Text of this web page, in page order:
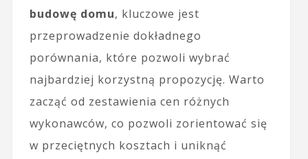
budowę domu, kluczowe jest
przeprowadzenie dokładnego
porównania, które pozwoli wybrać
najbardziej korzystną propozycję. Warto
zacząć od zestawienia cen różnych
wykonawców, co pozwoli zorientować się
w przeciętnych kosztach i uniknąć